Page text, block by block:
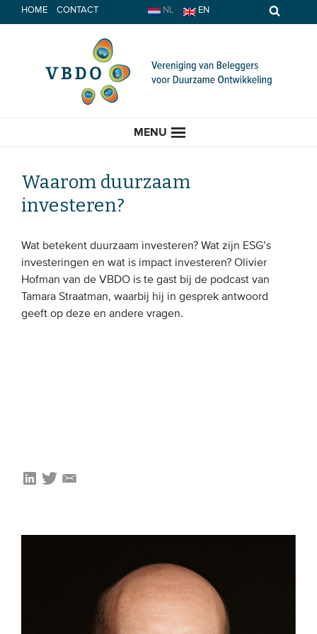
Spring
naar
HOME CONTACT NL EN
MENU
ACTUEEL
Nieuws
Opinie
WIE WE ZIJN
Vereniging
Waarom duurzaam
investeren?
Wat betekent duurzaam investeren? Wat zijn ESG’s
investeringen en wat is impact investeren? Olivier
Hofman van de VBDO is te gast bij de podcast van
Tamara Straatman, waarbij hij in gesprek antwoord
geeft op deze en andere vragen.